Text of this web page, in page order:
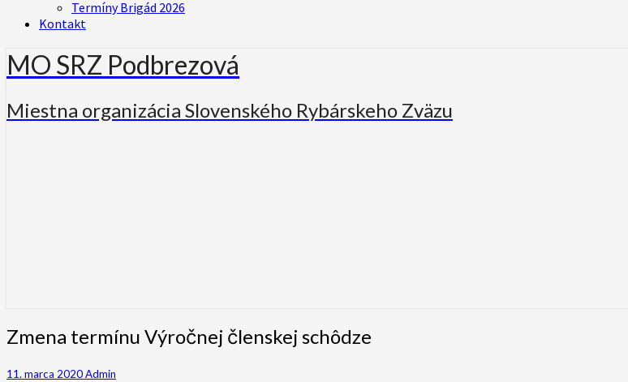
Termíny Brigád 2026
Kontakt
MO SRZ Podbrezová
Miestna organizácia Slovenského Rybárskeho Zväzu
Zmena
termínu
Zmena termínu Výročnej členskej schôdze
11. marca 2020Admin